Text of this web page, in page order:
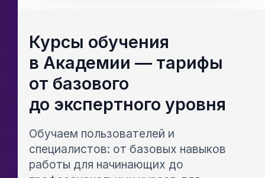
Курсы обучения
в Академии — тарифы
от базового
до экспертного уровня
Обучаем пользователей и
специалистов: от базовых навыков
работы для начинающих до